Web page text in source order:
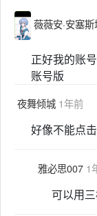
薇薇安·安塞
正好我的账
账号版
夜舞倾城 1年前
好像不能点
雅必思007 1
可以用